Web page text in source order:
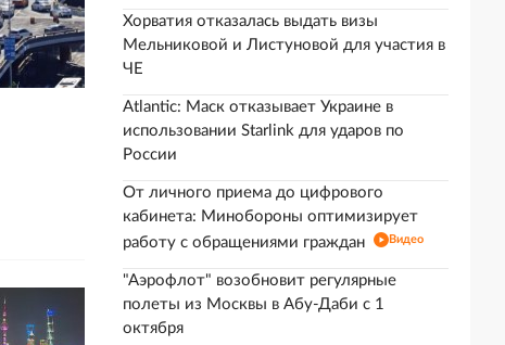
Хорватия отказалась выдать визы
Мельниковой и Листуновой для участия в
ЧЕ
Atlantic: Маск отказывает Украине в
использовании Starlink для ударов по
России
От личного приема до цифрового
кабинета: Минобороны оптимизирует
работу с обращениями граждан
Видео
"Аэрофлот" возобновит регулярные
полеты из Москвы в Абу-Даби с 1
октября